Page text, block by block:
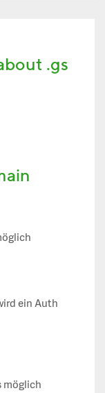
.gs
ein Auth
möglich